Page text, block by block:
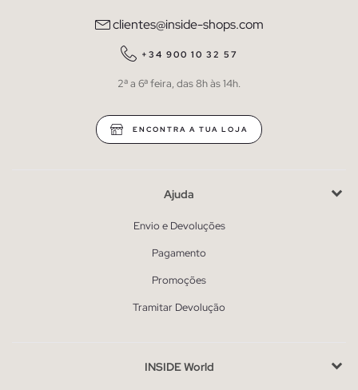
clientes@inside-shops.com
+34 900 10 32 57
2ª a 6ª feira, das 8h às 14h.
ENCONTRA A TUA LOJA
Ajuda
Envio e Devoluções
Pagamento
Promoções
Tramitar Devolução
INSIDE World